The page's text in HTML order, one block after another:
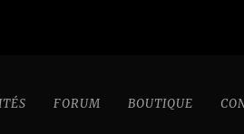
FORUM BOUTIQUE